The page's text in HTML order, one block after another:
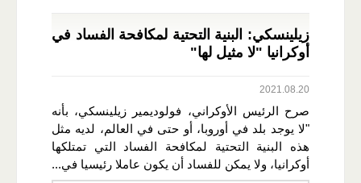
زيلينسكي: البنية التحتية لمكافحة الفساد في
أوكرانيا "لا مثيل لها"
2021.08.20
صرح الرئيس الأوكراني، فولوديمير زيلينسكي، بأنه
"لا يوجد بلد في أوروبا، أو حتى في العالم، لديه مثل
هذه البنية التحتية لمكافحة الفساد التي تمتلكها
أوكرانيا، ولا يمكن للفساد أن يكون عاملا رئيسيا في...